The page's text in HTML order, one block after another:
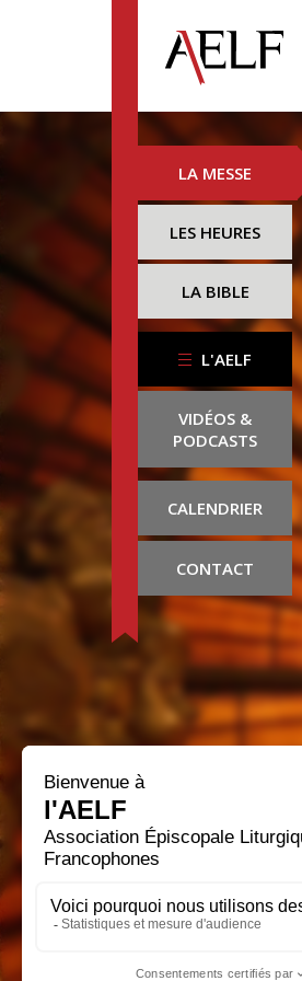
LA MESSE
LES HEURES
LA BIBLE
L'AELF
VIDÉOS &
PODCASTS
CALENDRIER
CONTACT